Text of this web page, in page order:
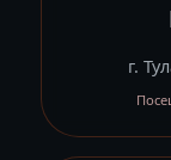
г.